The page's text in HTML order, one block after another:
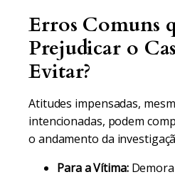
Erros Comuns
Prejudicar o
Evitar?
Atitudes impensadas,
intencionadas, podem
o andamento da
Para a Vítima: